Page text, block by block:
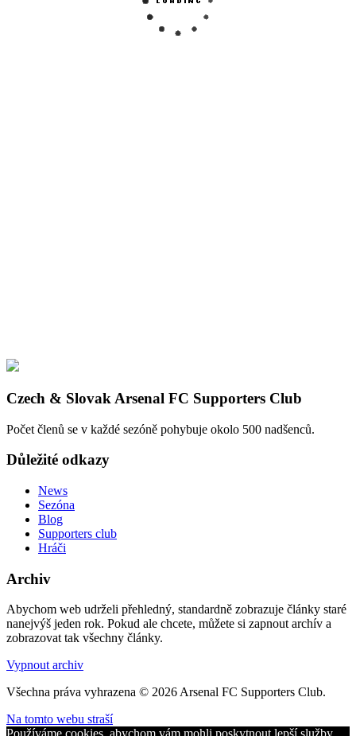
Czech & Slovak Arsenal FC Supporters Club
Počet členů se v každé sezóně pohybuje okolo 500 nadšenců.
Důležité odkazy
News
Sezóna
Blog
Supporters club
Hráči
Archiv
Abychom web udrželi přehledný, standardně zobrazuje články staré
nanejvýš jeden rok. Pokud ale chcete, můžete si zapnout archív a
zobrazovat tak všechny články.
Vypnout archiv
Všechna práva vyhrazena © 2026 Arsenal FC Supporters Club.
Na tomto webu straší